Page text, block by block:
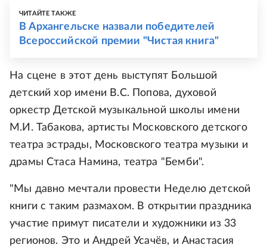
ЧИТАЙТЕ ТАКЖЕ
В Архангельске назвали победителей
Всероссийской премии "Чистая книга"
На сцене в этот день выступят Большой
детский хор имени В.С. Попова, духовой
оркестр Детской музыкальной школы имени
М.И. Табакова, артисты Московского детского
театра эстрады, Московского театра музыки и
драмы Стаса Намина, театра "Бемби".
"Мы давно мечтали провести Неделю детской
книги с таким размахом. В открытии праздника
участие примут писатели и художники из 33
регионов. Это и Андрей Усачёв, и Анастасия